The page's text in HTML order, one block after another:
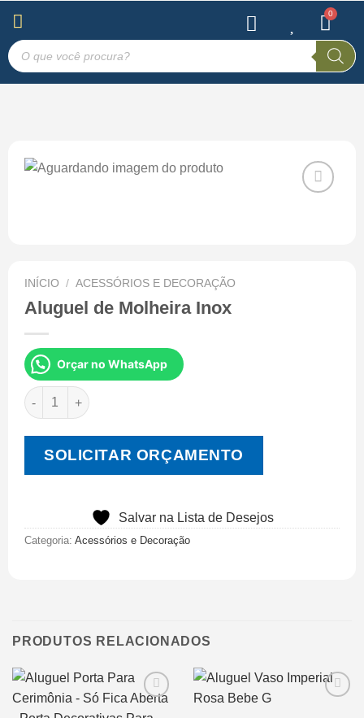
INÍCIO / ACESSÓRIOS E DECORAÇÃO
Aluguel de Molheira Inox
Orçar no WhatsApp
SOLICITAR ORÇAMENTO
Salvar na Lista de Desejos
Categoria: Acessórios e Decoração
PRODUTOS RELACIONADOS